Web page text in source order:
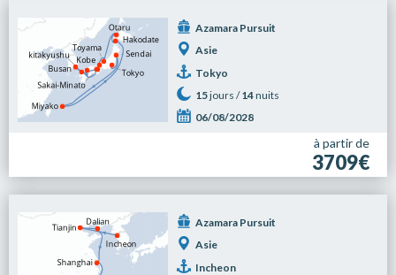
Azamara Pursuit
Asie
Tokyo
15jours /14nuits
06/08/2028
à partir de
3709€
Azamara Pursuit
Asie
Incheon